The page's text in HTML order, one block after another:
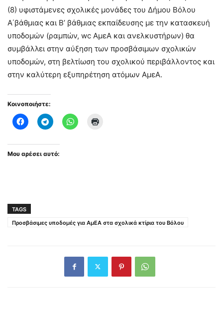
(8) υφιστάμενες σχολικές μονάδες του Δήμου Βόλου
Α΄βάθμιας και Β’ βάθμιας εκπαίδευσης με την κατασκευή
υποδομών (ραμπών, wc ΑμεΑ και ανελκυστήρων) θα
συμβάλλει στην αύξηση των προσβάσιμων σχολικών
υποδομών, στη βελτίωση του σχολικού περιβάλλοντος και
στην καλύτερη εξυπηρέτηση ατόμων ΑμεΑ.
Κοινοποιήστε:
Μου αρέσει αυτό:
TAGS
Προσβάσιμες υποδομές για ΑμΕΑ στα σχολικά κτίρια του Βόλου